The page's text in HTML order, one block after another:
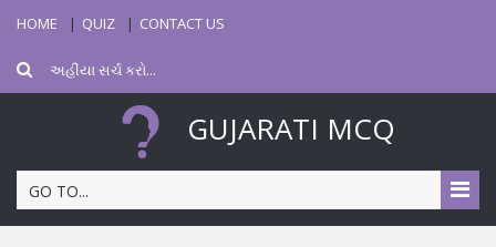
HOME QUIZ CONTACT US
GUJARATI MCQ
GO TO...